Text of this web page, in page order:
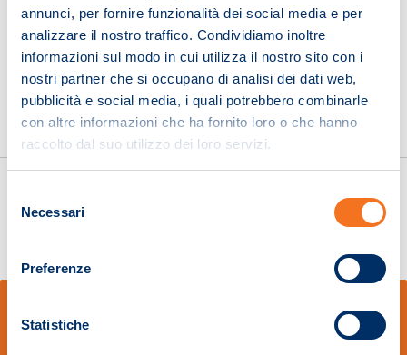
annunci, per fornire funzionalità dei social media e per
analizzare il nostro traffico. Condividiamo inoltre
informazioni sul modo in cui utilizza il nostro sito con i
nostri partner che si occupano di analisi dei dati web,
pubblicità e social media, i quali potrebbero combinarle
con altre informazioni che ha fornito loro o che hanno
raccolto dal suo utilizzo dei loro servizi.
delNecessari
Preferenze
Statistiche
Pistoia 01680210505 – R.E.A. n.155974 - Cap.Soc. € 2.000.000,00 i.v. La
Società adotta il Codice Etico D.lgs. 231/01